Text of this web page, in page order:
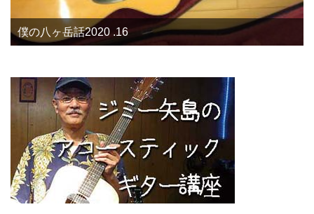
僕の八ヶ岳話2020 .16